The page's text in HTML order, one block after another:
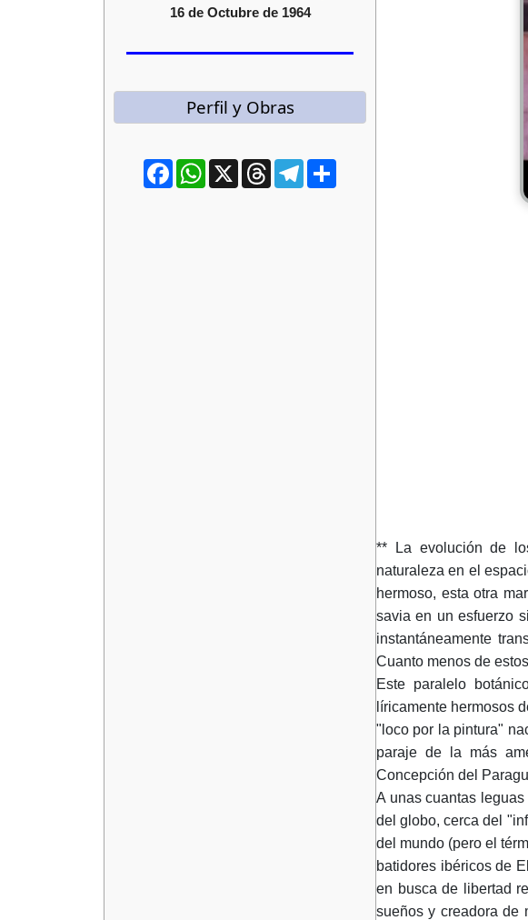
16 de Octubre de 1964
Perfil y Obras
FacebookWhatsApp
X ThreadsTelegram
** La evolución de
naturaleza en el
hermoso, esta otra
savia en un esfuerzo
instantáneamente
Cuanto menos de
Este paralelo
líricamente hermosos
"loco por la pintura"
paraje de la más
Concepción del
A unas cuantas
del globo, cerca del
del mundo (pero el
batidores ibéricos de
en busca de libertad
sueños y creadora de